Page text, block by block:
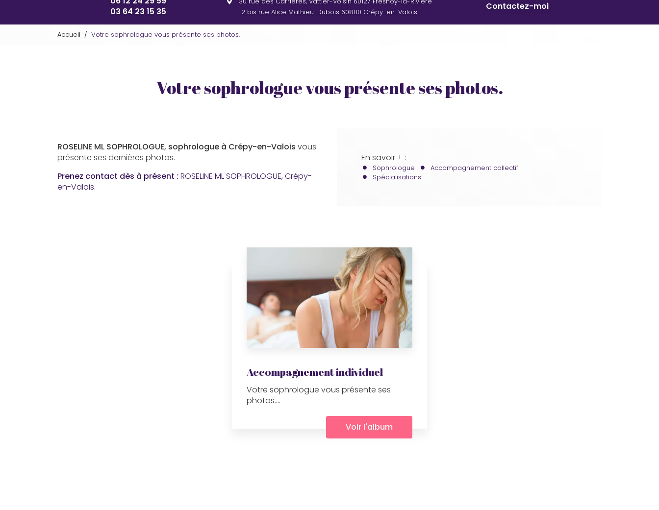
03 64 23 15 35
2 bis rue Alice Mathieu-Dubois 60800 Crépy-en-Valois
Contactez-moi
Accueil Votre sophrologue vous présente ses photos.
Votre sophrologue vous présente ses photos.
ROSELINE ML SOPHROLOGUE, sophrologue à Crépy-en-Valois vous
présente ses dernières photos.
Prenez contact dès à présent : ROSELINE ML SOPHROLOGUE, Crépy-
en-Valois.
En savoir + :
Sophrologue
Accompagnement collectif
Spécialisations
Accompagnement individuel
Votre sophrologue vous présente ses
photos....
Voir l'album